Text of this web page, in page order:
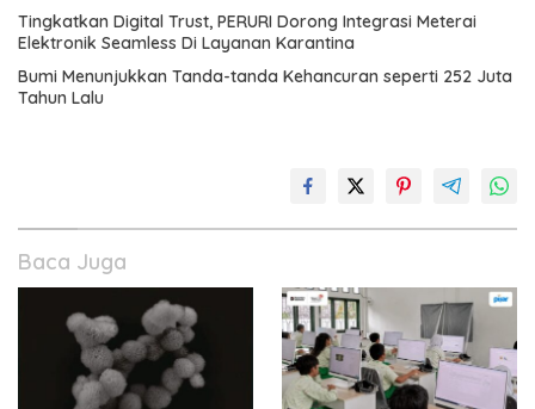
Tingkatkan Digital Trust, PERURI Dorong Integrasi Meterai
Elektronik Seamless Di Layanan Karantina
Bumi Menunjukkan Tanda-tanda Kehancuran seperti 252 Juta
Tahun Lalu
Baca Juga